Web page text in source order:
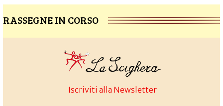
RASSEGNE IN CORSO
Iscriviti alla Newsletter